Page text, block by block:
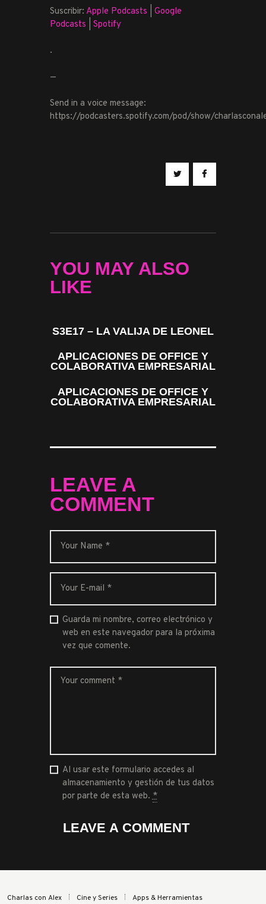
SECONDS
Spotify
FEED RSS
ENLACE
Suscribir: Apple Podcasts
Google
Podcasts
Spotify
.
—
Send in a voice message:
https://podcasters.spotify.com/pod/show/
YOU MAY ALSO
LIKE
S3E17 – LA VALIJA DE LEONEL
APLICACIONES DE OFFICE Y
COLABORATIVA EMPRESARIAL
APLICACIONES DE OFFICE Y
COLABORATIVA EMPRESARIAL
LEAVE A
COMMENT
Guarda mi nombre, correo electrónico y
web en este navegador para la próxima
vez que comente.
Al usar este formulario accedes al
almacenamiento y gestión de tus datos
por parte de esta web.*
Charlas con Alex Cine y Series Apps & Herramientas